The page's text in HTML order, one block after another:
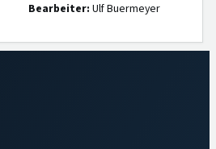
Bearbeiter: Ulf Buermeyer